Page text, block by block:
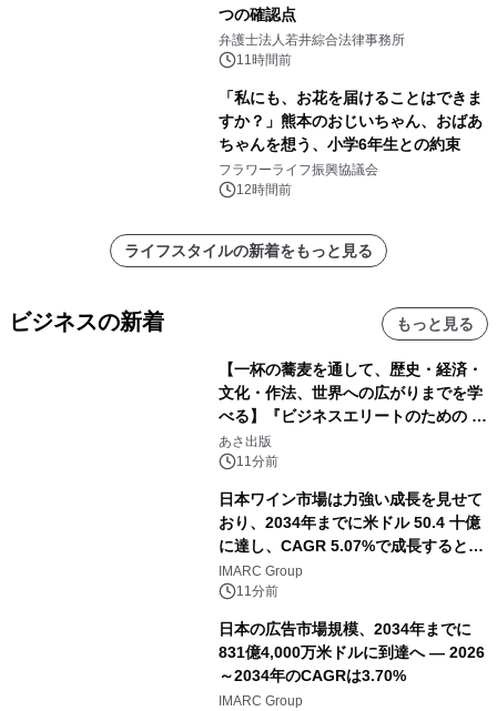
つの確認点
弁護士法人若井綜合法律事務所
11時間前
「私にも、お花を届けることはできま
すか？」熊本のおじいちゃん、おばあ
ちゃんを想う、小学6年生との約束
フラワーライフ振興協議会
12時間前
ライフスタイルの新着をもっと見る
ビジネスの新着 もっと見る
【一杯の蕎麦を通して、歴史・経済・
文化・作法、世界への広がりまでを学
べる】『ビジネスエリートのための 教
養としての蕎麦』2026年8月25日
（火）発売
あさ出版
11分前
日本ワイン市場は力強い成長を見せて
おり、2034年までに米ドル 50.4 十億
に達し、CAGR 5.07%で成長すると予
測IMARC Group
11分前
日本の広告市場規模、2034年までに
831億4,000万米ドルに到達へ ― 2026
～2034年のCAGRは3.70%
IMARC Group